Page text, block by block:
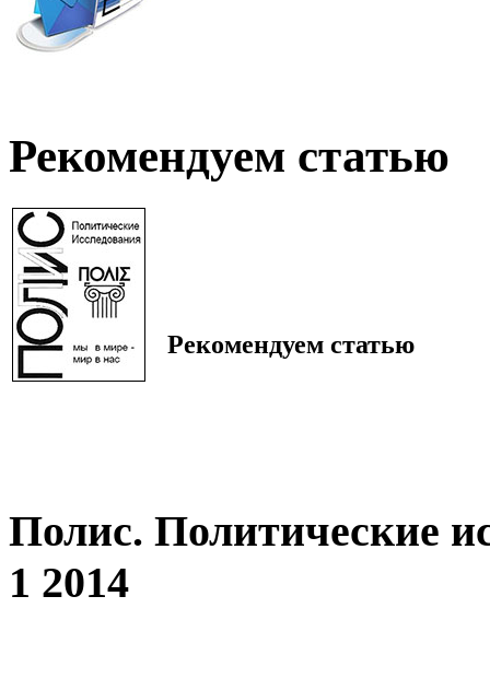
Рекомендуем статью
Рекомендуем статью
Полис. Политические
1 2014